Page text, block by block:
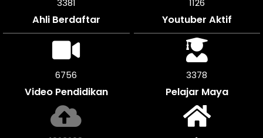
3783
Ahli Berdaftar
1261
Youtuber Aktif
7566
Video Pendidikan
3783
Pelajar Maya